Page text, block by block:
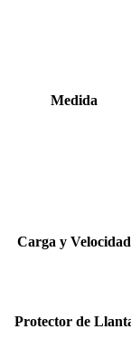
Medida
Carga y Velocidad
Protector de